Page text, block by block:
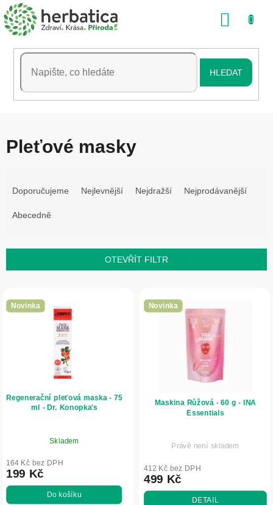
Přejít
na
obsah
HLEDAT
Pleťové masky
a
p
o
Doporučujeme Nejlevnější Nejdražší Nejprodávanější
Abecedně
OTEVŘÍT FILTR
ý
o
t
ů
Novinka
Regenerační pleťová maska - 75
ml - Dr. Konopka's
Skladem
164 Kč bez DPH
199 Kč
Do košíku
Novinka
Maskina Růžová - 60 g - INA
Essentials
Právě není skladem
412 Kč bez DPH
499 Kč
DETAIL